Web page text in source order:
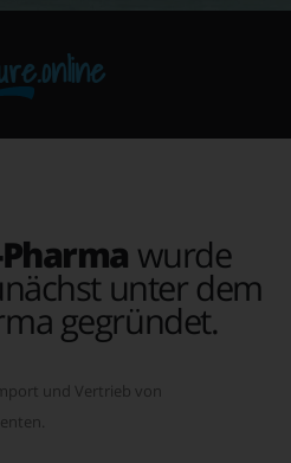
wurde
unter dem
gegründet.
und Vertrieb von